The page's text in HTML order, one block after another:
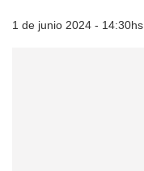
1 de junio 2024 - 14:30hs